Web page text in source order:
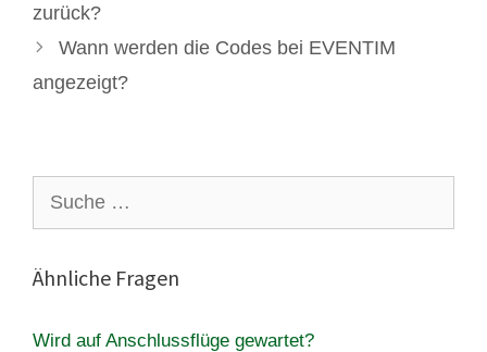
zurück?
Wann werden die Codes bei EVENTIM
angezeigt?
nach:
Ähnliche Fragen
Wird auf Anschlussflüge gewartet?